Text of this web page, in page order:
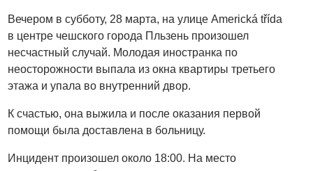
Вечером в субботу, 28 марта, на улице Americká třída
в центре чешского города Пльзень произошел
несчастный случай. Молодая иностранка по
неосторожности выпала из окна квартиры третьего
этажа и упала во внутренний двор.
К счастью, она выжила и после оказания первой
помощи была доставлена в больницу.
Инцидент произошел около 18:00. На место